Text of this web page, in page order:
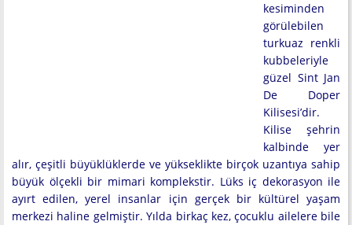
kesiminden
görülebilen
turkuaz renkli
kubbeleriyle
güzel Sint Jan
De Doper
Kilisesi’dir.
Kilise şehrin
kalbinde yer
alır, çeşitli büyüklüklerde ve yükseklikte birçok uzantıya sahip
büyük ölçekli bir mimari komplekstir. Lüks iç dekorasyon ile
ayırt edilen, yerel insanlar için gerçek bir kültürel yaşam
merkezi haline gelmiştir. Yılda birkaç kez, çocuklu ailelere bile